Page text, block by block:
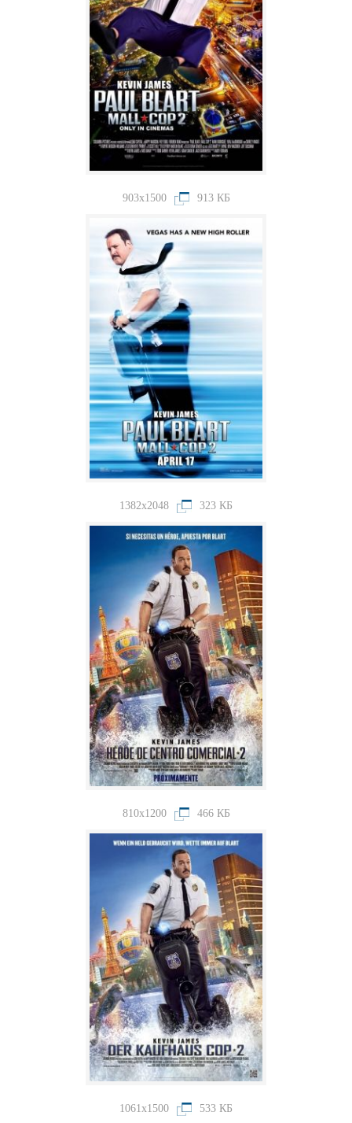
903x1500 913 КБ
1382x2048 323 КБ
810x1200 466 КБ
1061x1500 533 КБ